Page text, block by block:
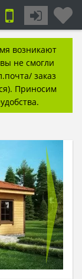
возникают
не смогли
заказ
Приносим